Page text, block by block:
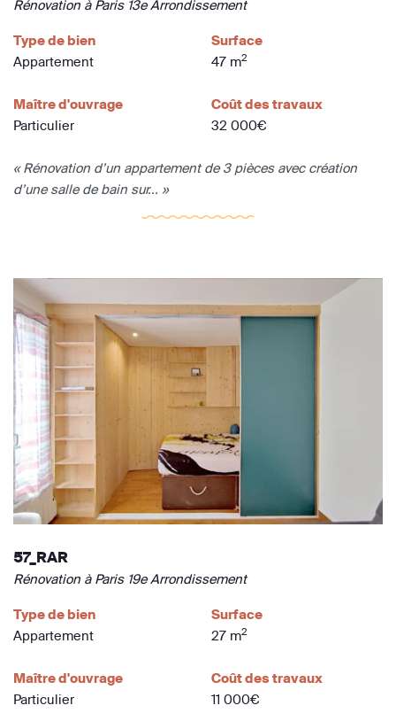
Rénovation à Paris 13e Arrondissement
Type de bien
Appartement
Surface
47 m2
Maître d'ouvrage
Particulier
Coût des travaux
32 000€
« Rénovation d’un appartement de 3 pièces avec création
d’une salle de bain sur... »
57_RAR
Rénovation à Paris 19e Arrondissement
Type de bien
Appartement
Surface
27 m2
Maître d'ouvrage
Particulier
Coût des travaux
11 000€